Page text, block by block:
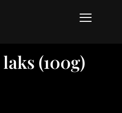
(100g)